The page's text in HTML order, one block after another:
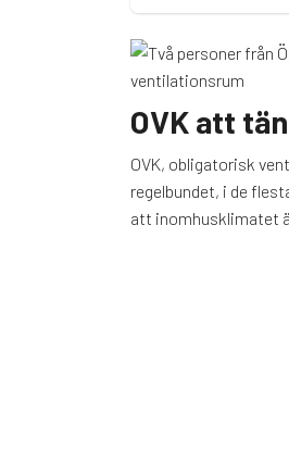
OVK att
OVK, obligatorisk
regelbundet, i de
att inomhusklimatet